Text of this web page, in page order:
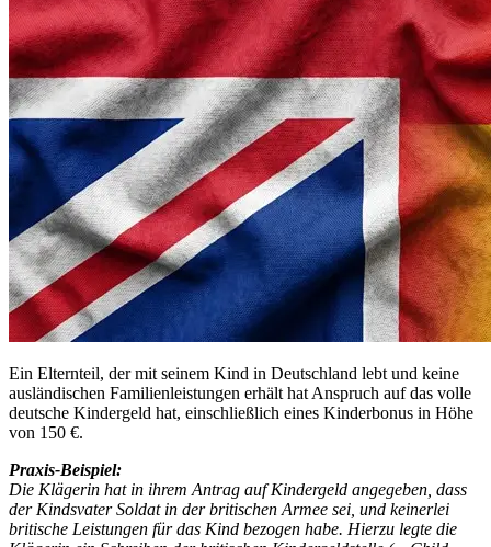
Ein Elternteil, der mit seinem Kind in Deutschland lebt und keine
ausländischen Familienleistungen erhält hat Anspruch auf das volle
deutsche Kindergeld hat, einschließlich eines Kinderbonus in Höhe
von 150 €.
Praxis-Beispiel:
Die Klägerin hat in ihrem Antrag auf Kindergeld angegeben, dass
der Kindsvater Soldat in der britischen Armee sei, und keinerlei
britische Leistungen für das Kind bezogen habe. Hierzu legte die